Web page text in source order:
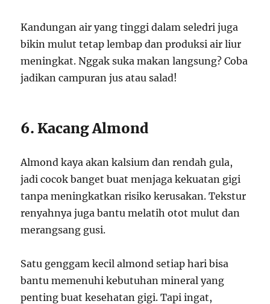
Kandungan air yang tinggi dalam seledri juga
bikin mulut tetap lembap dan produksi air liur
meningkat. Nggak suka makan langsung? Coba
jadikan campuran jus atau salad!
6. Kacang Almond
Almond kaya akan kalsium dan rendah gula,
jadi cocok banget buat menjaga kekuatan gigi
tanpa meningkatkan risiko kerusakan. Tekstur
renyahnya juga bantu melatih otot mulut dan
merangsang gusi.
Satu genggam kecil almond setiap hari bisa
bantu memenuhi kebutuhan mineral yang
penting buat kesehatan gigi. Tapi ingat,